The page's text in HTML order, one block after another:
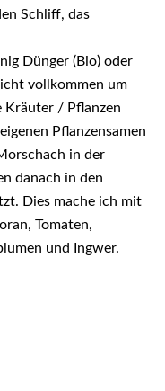
Schliff, das
Dünger (Bio) oder
vollkommen um
Kräuter / Pflanzen
Pflanzensamen
in der
danach in den
Dies mache ich mit
Tomaten,
und Ingwer.